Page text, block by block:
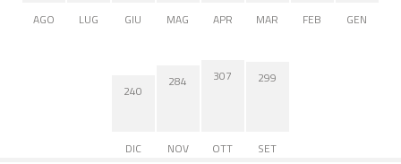
AGO
LUG GIU MAG APR MAR FEB GEN
240
DIC
284
NOV
307
OTT
299
SET